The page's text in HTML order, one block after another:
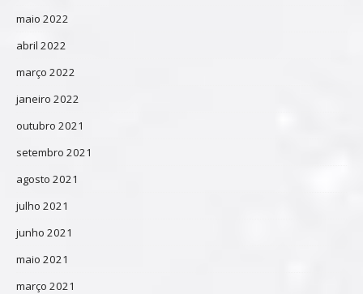
maio 2022
abril 2022
março 2022
janeiro 2022
outubro 2021
setembro 2021
agosto 2021
julho 2021
junho 2021
maio 2021
março 2021